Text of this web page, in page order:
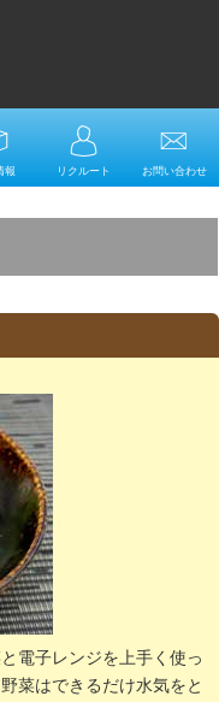
報 リクルート お問い合わせ
電子レンジを上手く使っ
菜はできるだけ水気をと